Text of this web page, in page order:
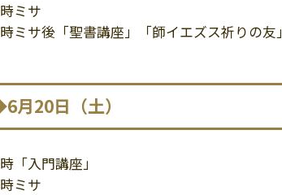
ミサ
ミサ後「聖書講座」「師イエズス祈りの友」
月20日（土）
「入門講座」
ミサ